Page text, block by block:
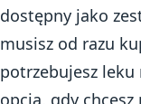
dostępny jako
musisz od razu
potrzebujesz